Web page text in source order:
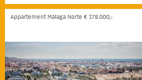
Appartement Málaga Norte € 378.000,-